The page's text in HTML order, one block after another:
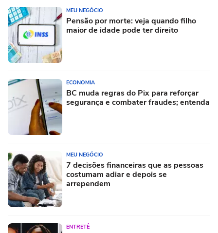
MEU NEGÓCIO
Pensão por morte: veja quando filho
maior de idade pode ter direito
ECONOMIA
BC muda regras do Pix para reforçar
segurança e combater fraudes; entenda
MEU NEGÓCIO
7 decisões financeiras que as pessoas
costumam adiar e depois se
arrependem
ENTRETÊ